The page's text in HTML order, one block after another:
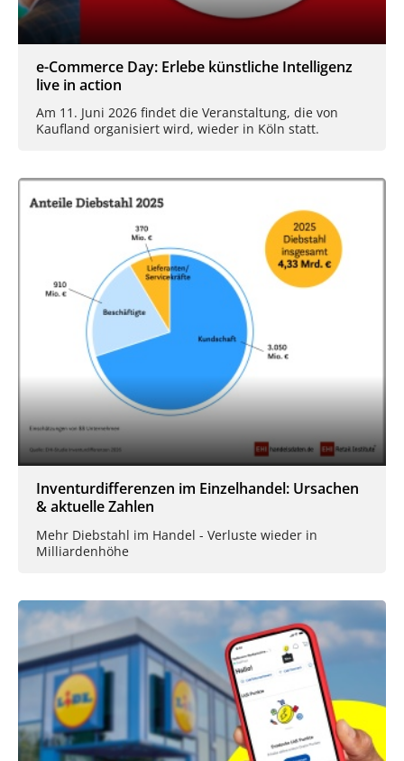
e-Commerce Day: Erlebe künstliche Intelligenz
live in action
Am 11. Juni 2026 findet die Veranstaltung, die von
Kaufland organisiert wird, wieder in Köln statt.
Inventurdifferenzen im Einzelhandel: Ursachen
& aktuelle Zahlen
Mehr Diebstahl im Handel - Verluste wieder in
Milliardenhöhe